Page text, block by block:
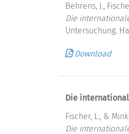
Behrens, J.,
Die
Untersuchung.
Download
Die
Fischer, L., &
Die